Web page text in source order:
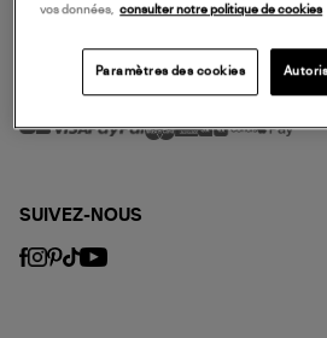
MODE DE PAIEMENT
SUIVEZ-NOUS
vos données,
consulter notre politique de cookies
Paramètres des cookies